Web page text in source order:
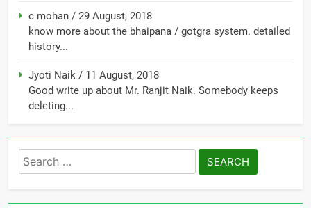
c mohan / 29 August, 2018
know more about the bhaipana / gotgra system. detailed
history...
Jyoti Naik / 11 August, 2018
Good write up about Mr. Ranjit Naik. Somebody keeps
deleting...
Search
for: